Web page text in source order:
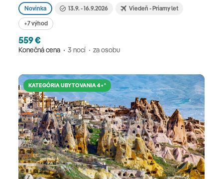
približne 2 hodiny. V krajine môžete očakávať
časový posun +2 hodiny. Pre detailné informácie
zaujímavostiach si prečítajte nášho turistického
Novinka 13.9. - 16.9.2026 Viedeň - Priamy let
+7 výhod
559 €
Konečná cena 3 nocí za osobu
KATEGÓRIA UBYTOVANIA 4+*